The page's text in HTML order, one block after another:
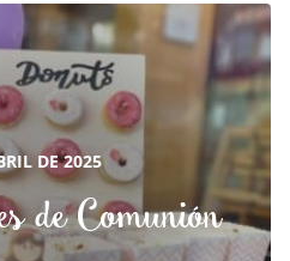
DE 2025
de Comunión